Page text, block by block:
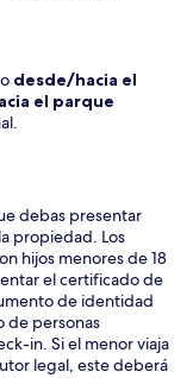
desde/hacia el
el parque
debas presentar
propiedad. Los
hijos menores de 18
el certificado de
de identidad
de personas
in. Si el menor viaja
legal, este deberá